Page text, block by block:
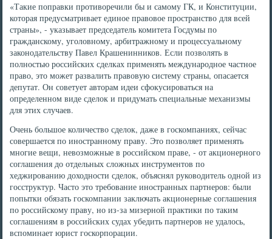
«Такие поправки противоречили бы и самому ГК, и Конституции,
которая предусматривает единое правовое пространство для всей
страны», - указывает председатель комитета Госдумы по
гражданскому, уголовному, арбитражному и процессуальному
законодательству Павел Крашенинников. Если позволять в
полностью российских сделках применять международное частное
право, это может развалить правовую систему страны, опасается
депутат. Он советует авторам идеи сфокусироваться на
определенном виде сделок и придумать специальные механизмы
для этих случаев.
Очень большое количество сделок, даже в госкомпаниях, сейчас
совершается по иностранному праву. Это позволяет применять
многие вещи, невозможные в российском праве, - от акционерного
соглашения до отдельных сложных инструментов по
хеджированию доходности сделок, объяснял руководитель одной из
госструктур. Часто это требование иностранных партнеров: были
попытки обязать госкомпании заключать акционерные соглашения
по российскому праву, но из-за мизерной практики по таким
соглашениям в российских судах убедить партнеров не удалось,
вспоминает юрист госкорпорации.